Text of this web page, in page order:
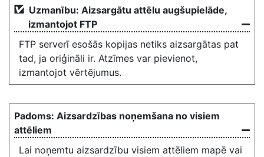
Uzmanību: Aizsargātu attēlu augšupielāde,
izmantojot FTP
FTP serverī esošās kopijas netiks aizsargātas pat
tad, ja oriģināli ir. Atzīmes var pievienot,
izmantojot vērtējumus.
Aizsardzības noņemšana no visiem
attēliem
Lai noņemtu aizsardzību visiem attēliem mapē vai